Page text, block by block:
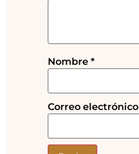
Nombre *
Correo electrónico